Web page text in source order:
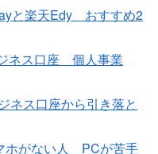
と楽天Edy おすすめ2
ネス口座から引き落と